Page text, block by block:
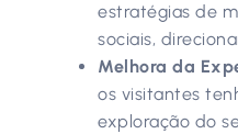
estratégias de
sociais,
Melhora da
os visitantes
exploração do